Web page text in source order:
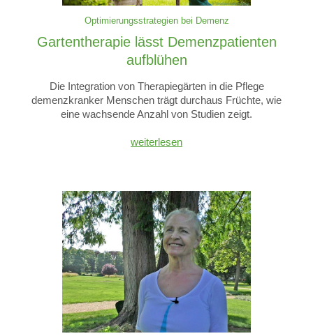
Optimierungsstrategien bei Demenz
Gartentherapie lässt Demenzpatienten
aufblühen
Die Integration von Therapiegärten in die Pflege
demenzkranker Menschen trägt durchaus Früchte, wie
eine wachsende Anzahl von Studien zeigt.
weiterlesen